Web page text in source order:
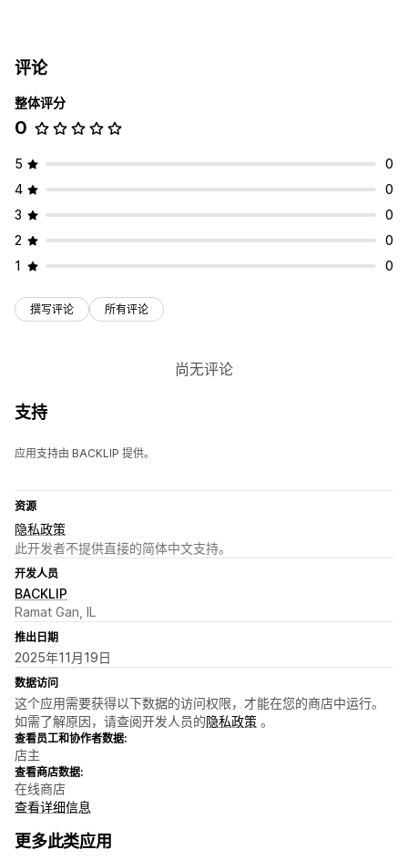
库存计数器
库存不足提醒
评论
整体评分
0
5
0
4
0
3
0
2
0
1
0
撰写评论 所有评论
尚无评论
支持
应用支持由 BACKLIP 提供。
资源
隐私政策
此开发者不提供直接的简体中文支持。
开发人员
BACKLIP
Ramat Gan, IL
推出日期
2025年11月19日
数据访问
这个应用需要获得以下数据的访问权限，才能在您的商店中运行。
如需了解原因，请查阅开发人员的隐私政策 。
查看员工和协作者数据:
店主
查看商店数据:
在线商店
查看详细信息
更多此类应用